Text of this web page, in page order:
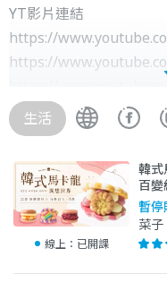
YT影片連結
https://
https://
https://
於全台教授法式蛋白霜
龍，除了7788配方之外
焙
自己開設過的線上課程有
瑞式 星空馬卡龍
https://forms.gle/
義式免結皮 調色盤馬卡
https://forms.gle/
生活
線上： 已開課
韓式
百
暫停
菜子